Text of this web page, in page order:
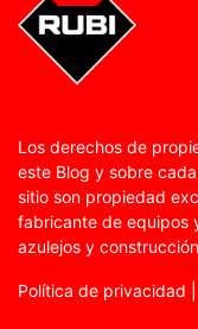
Los derechos de
este Blog y sobre
sitio son propiedad
fabricante de equipos
azulejos y
Política de privacidad